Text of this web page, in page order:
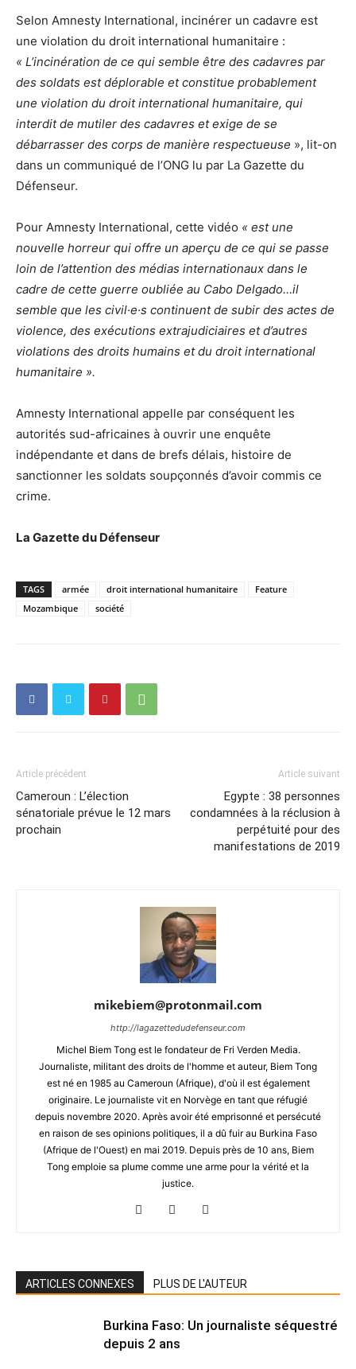
Selon Amnesty International, incinérer un cadavre est
une violation du droit international humanitaire :
« L’incinération de ce qui semble être des cadavres par
des soldats est déplorable et constitue probablement
une violation du droit international humanitaire, qui
interdit de mutiler des cadavres et exige de se
débarrasser des corps de manière respectueuse », lit-on
dans un communiqué de l’ONG lu par La Gazette du
Défenseur.
Pour Amnesty International, cette vidéo « est une
nouvelle horreur qui offre un aperçu de ce qui se passe
loin de l’attention des médias internationaux dans le
cadre de cette guerre oubliée au Cabo Delgado…il
semble que les civil·e·s continuent de subir des actes de
violence, des exécutions extrajudiciaires et d’autres
violations des droits humains et du droit international
humanitaire ».
Amnesty International appelle par conséquent les
autorités sud-africaines à ouvrir une enquête
indépendante et dans de brefs délais, histoire de
sanctionner les soldats soupçonnés d’avoir commis ce
crime.
La Gazette du Défenseur
TAGS armée droit international humanitaire
Feature
Mozambique
société
Article précédent
Cameroun : L’élection
sénatoriale prévue le 12 mars
prochain
Article suivant
Egypte : 38 personnes
condamnées à la réclusion à
perpétuité pour des
manifestations de 2019
mikebiem@protonmail.com
http://lagazettedudefenseur.com
Michel Biem Tong est le fondateur de Fri Verden Media.
Journaliste, militant des droits de l'homme et auteur, Biem Tong
est né en 1985 au Cameroun (Afrique), d'où il est également
originaire. Le journaliste vit en Norvège en tant que réfugié
depuis novembre 2020. Après avoir été emprisonné et persécuté
en raison de ses opinions politiques, il a dû fuir au Burkina Faso
(Afrique de l'Ouest) en mai 2019. Depuis près de 10 ans, Biem
Tong emploie sa plume comme une arme pour la vérité et la
justice.
ARTICLES CONNEXES PLUS DE L'AUTEUR
Burkina Faso: Un journaliste séquestré
depuis 2 ans